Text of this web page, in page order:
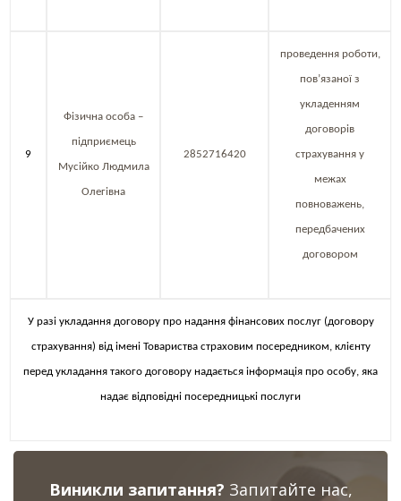
9
Фізична особа –
підприємець
Мусійко Людмила
Олегівна
2852716420
проведення роботи,
пов’язаної з
укладенням
договорів
страхування у
межах
повноважень,
передбачених
договором
У разі укладання договору про надання фінансових послуг (договору
страхування) від імені Товариства страховим посередником, клієнту
перед укладання такого договору надається інформація про особу, яка
надає відповідні посередницькі послуги
Виникли запитання? Запитайте нас,